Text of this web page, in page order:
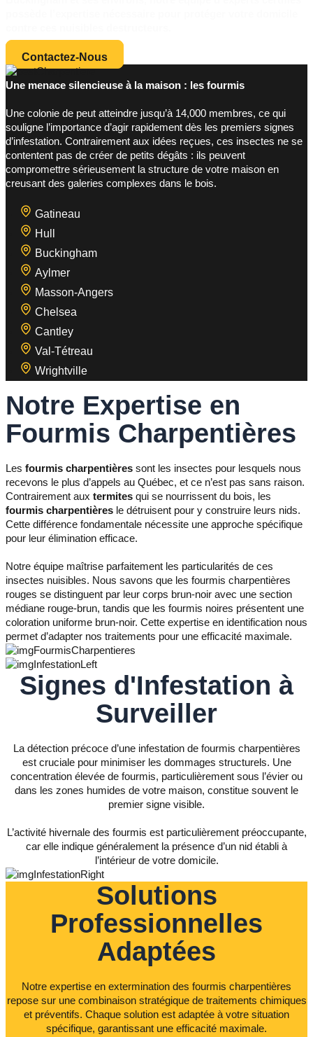
Contactez-Nous
Une menace silencieuse à la maison : les fourmis
Une colonie de peut atteindre jusqu’à 14,000 membres, ce qui
souligne l’importance d’agir rapidement dès les premiers signes
d’infestation. Contrairement aux idées reçues, ces insectes ne se
contentent pas de créer de petits dégâts : ils peuvent
compromettre sérieusement la structure de votre maison en
creusant des galeries complexes dans le bois.
Gatineau
Hull
Buckingham
Aylmer
Masson-Angers
Chelsea
Cantley
Val-Tétreau
Wrightville
Notre Expertise en
Fourmis Charpentières
Les fourmis charpentières sont les insectes pour lesquels nous
recevons le plus d’appels au Québec, et ce n’est pas sans raison.
Contrairement aux termites qui se nourrissent du bois, les
fourmis charpentières le détruisent pour y construire leurs nids.
Cette différence fondamentale nécessite une approche spécifique
pour leur élimination efficace.
Notre équipe maîtrise parfaitement les particularités de ces
insectes nuisibles. Nous savons que les fourmis charpentières
rouges se distinguent par leur corps brun-noir avec une section
médiane rouge-brun, tandis que les fourmis noires présentent une
coloration uniforme brun-noir. Cette expertise en identification nous
permet d’adapter nos traitements pour une efficacité maximale.
Signes d'Infestation à
Surveiller
La détection précoce d’une infestation de fourmis charpentières
est cruciale pour minimiser les dommages structurels. Une
concentration élevée de fourmis, particulièrement sous l’évier ou
dans les zones humides de votre maison, constitue souvent le
premier signe visible.
L’activité hivernale des fourmis est particulièrement préoccupante,
car elle indique généralement la présence d’un nid établi à
l’intérieur de votre domicile.
Solutions
Professionnelles
Adaptées
Notre expertise en extermination des fourmis charpentières
repose sur une combinaison stratégique de traitements chimiques
et préventifs. Chaque solution est adaptée à votre situation
spécifique, garantissant une efficacité maximale.